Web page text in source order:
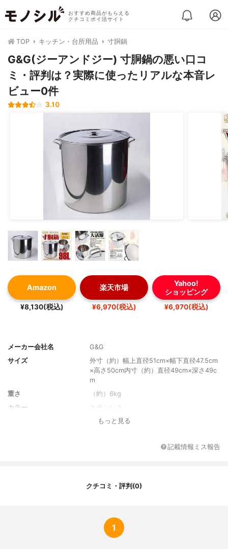
おすすめ商品がもらえる
クチコミポイ活サイト
TOP キッチン・台所用品 寸胴鍋
G&G(ジーアンドジー) 寸胴鍋の悪い口コ
ミ・評判は？実際に使ったリアルな本音レ
ビュー0件
3.10
Amazon
¥8,130(税込)
楽天市場
¥6,970(税込)
Yahoo!
ショッピング
¥6,970(税込)
メーカー会社名
G&G
サイズ
外寸（約）幅上直径51cm×幅下直径47.5cm
×高さ50cm内寸（約）直径49cm×深さ49c
m
重さ
（約）6kg
カラー
ステンレス
もっと見る
記載情報ミス報告
クチコミ・評判(0)
1